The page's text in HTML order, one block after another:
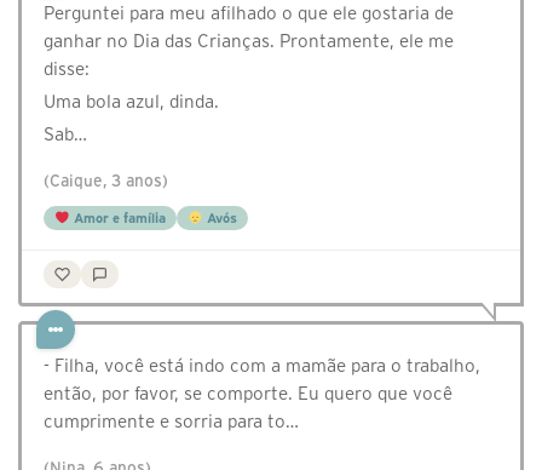
Perguntei para meu afilhado o que ele gostaria de
ganhar no Dia das Crianças. Prontamente, ele me
disse:
Uma bola azul, dinda.
Sab…
(Caique, 3 anos)
Amor e família Avós
- Filha, você está indo com a mamãe para o trabalho,
então, por favor, se comporte. Eu quero que você
cumprimente e sorria para to…